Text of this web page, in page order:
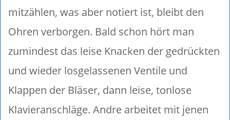
mitzählen, was aber notiert ist, bleibt den
Ohren verborgen. Bald schon hört man
zumindest das leise Knacken der gedrückten
und wieder losgelassenen Ventile und
Klappen der Bläser, dann leise, tonlose
Klavieranschläge. Andre arbeitet mit jenen